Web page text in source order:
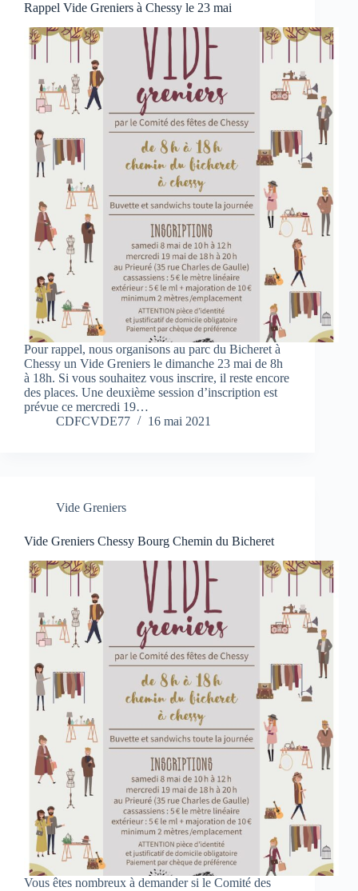
Rappel Vide Greniers à Chessy le 23 mai
Pour rappel, nous organisons au parc du Bicheret à
Chessy un Vide Greniers le dimanche 23 mai de 8h
à 18h. Si vous souhaitez vous inscrire, il reste encore
des places. Une deuxième session d’inscription est
prévue ce mercredi 19…
CDFCVDE77
16 mai 2021
Vide Greniers
Vide Greniers Chessy Bourg Chemin du Bicheret
Vous êtes nombreux à demander si le Comité des